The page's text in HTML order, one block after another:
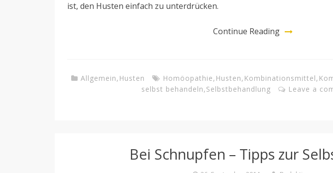
ist, den Husten einfach zu unterdrücken.
Continue Reading
Allgemein, Husten Homöopathie, Husten, Kombinationsmittel,
selbst behandeln,Selbstbehandlung Leave a
Bei Schnupfen – Tipps zur